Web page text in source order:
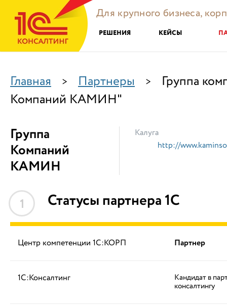
Для крупного бизнеса,
РЕШЕНИЯ КЕЙСЫ
Главная > Партнеры >
Группа
Компаний КАМИН"
Группа
Компаний
КАМИН
Калуга
http://
1 Статусы партнера 1С
Центр компетенции 1С:КОРП Партнер
1С:Консалтинг Кандидат в
консалтингу